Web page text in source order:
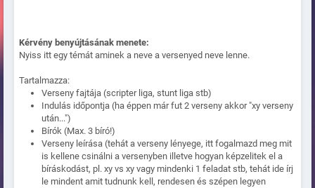
Kérvény benyújtásának menete:
Nyiss itt egy témát aminek a neve a versenyed neve lenne.
Tartalmazza:
Verseny fajtája (scripter liga, stunt liga stb)
Indulás időpontja (ha éppen már fut 2 verseny akkor "xy verseny
után...")
Bírók (Max. 3 bíró!)
Verseny leírása (tehát a verseny lényege, itt fogalmazd meg mit
is kellene csinálni a versenyben illetve hogyan képzelitek el a
bíráskodást, pl. xy vs xy vagy mindenki 1 feladat stb, tehát ide írj
le mindent amit tudnunk kell, rendesen és szépen legyen